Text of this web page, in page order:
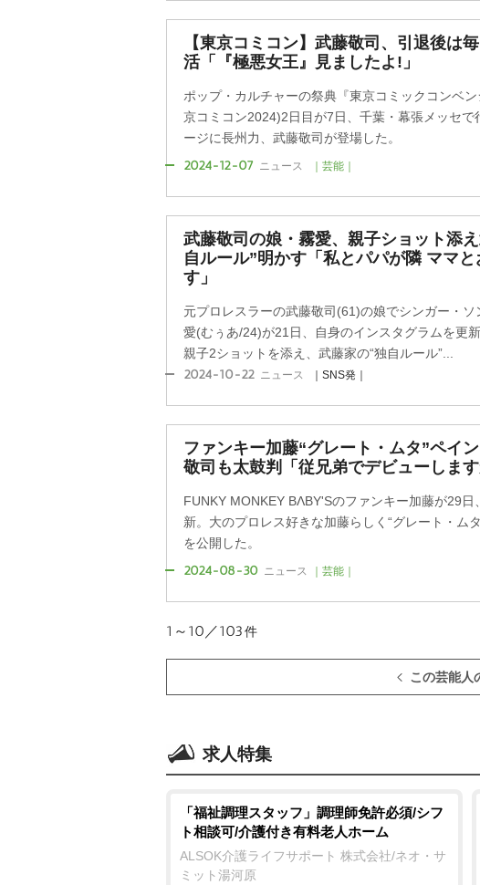
【東京コミコン】武藤敬司、引退後は
活「『極悪女王』見ましたよ!」
ポップ・カルチャーの祭典『東京コミックコンベ
京コミコン2024)2日目が7日、千葉・幕張メッセで
ージに長州力、武藤敬司が登場した。
2024-12-07 ニュース ｜芸能｜
武藤敬司の娘・霧愛、親子ショット添
自ルール”明かす「私とパパが隣 ママ
す」
元プロレスラーの武藤敬司(61)の娘でシンガー・ソ
愛(むぅあ/24)が21日、自身のインスタグラムを更
親子2ショットを添え、武藤家の“独自ルール”...
2024-10-22 ニュース ｜SNS発｜
ファンキー加藤“グレート・ムタ”ペイ
敬司も太鼓判「従兄弟でデビューします
FUNKY MONKEY BΛBY'Sのファンキー加藤が29日
新。大のプロレス好きな加藤らしく“グレート・ム
を公開した。
2024-08-30 ニュース ｜芸能｜
1～10／103件
この芸能人
求人特集
「福祉調理スタッフ」調理師免許必須/シフ
ト相談可/介護付き有料老人ホーム
ALSOK介護ライフサポート 株式会社/ネオ・サ
ミット湯河原